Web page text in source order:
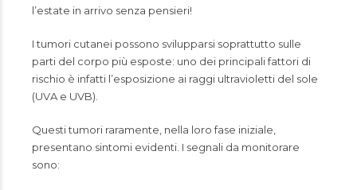
l’estate in arrivo senza pensieri!
I tumori cutanei possono svilupparsi soprattutto sulle
parti del corpo più esposte: uno dei principali fattori di
rischio è infatti l’esposizione ai raggi ultravioletti del sole
(UVA e UVB).
Questi tumori raramente, nella loro fase iniziale,
presentano sintomi evidenti. I segnali da monitorare
sono: